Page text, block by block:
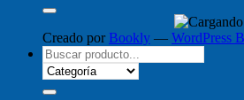
Creado por Bookly — WordPress